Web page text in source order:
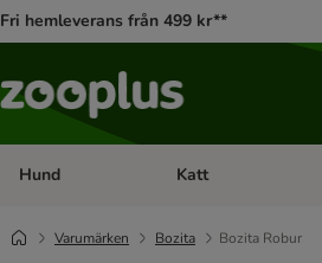
Fri hemleverans från 499 kr**
Hund Open category
Katt
Varumärken Bozita Bozita Robur